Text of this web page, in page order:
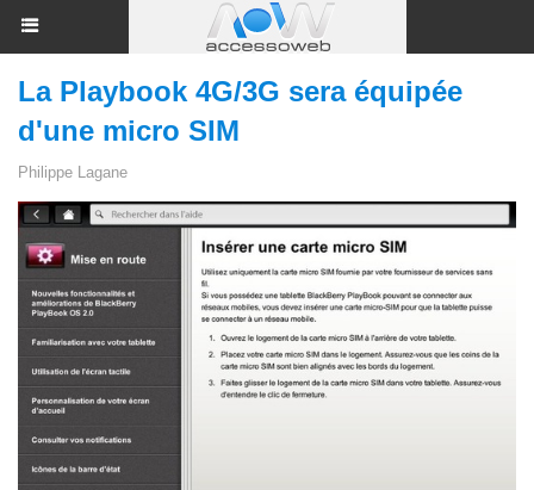
La Playbook 4G/3G sera équipée
d'une micro SIM
Philippe Lagane